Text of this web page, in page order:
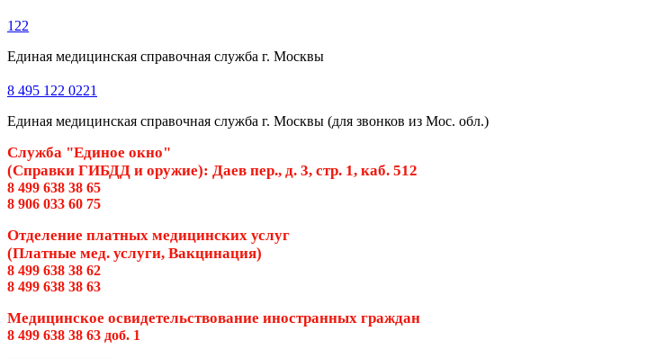
122
Единая медицинская справочная служба г. Москвы
8 495 122 0221
Единая медицинская справочная служба г. Москвы (для звонков из Мос. обл.)
Служба "Единое окно"
(Справки ГИБДД и оружие): Даев пер., д. 3, стр. 1, каб. 512
8 499 638 38 65
8 906 033 60 75
Отделение платных медицинских услуг
(Платные мед. услуги, Вакцинация)
8 499 638 38 62
8 499 638 38 63
Медицинское освидетельствование иностранных граждан
8 499 638 38 63 доб. 1